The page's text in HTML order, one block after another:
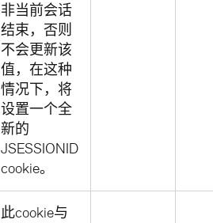
非当前会话
结束，否则
不会更新该
值，在这种
情况下，将
设置一个全
新的
JSESSIONID
cookie。
此cookie与